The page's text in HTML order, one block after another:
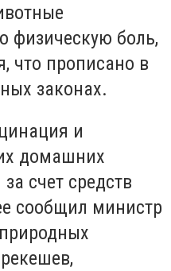
физическую боль,
что прописано в
законах.
и
домашних
счет средств
сообщил министр